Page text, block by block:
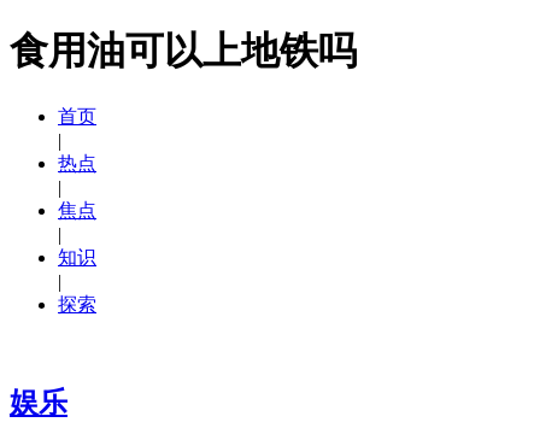
食用油可以上地铁吗
首页
|
热点
|
焦点
|
知识
|
探索
娱乐